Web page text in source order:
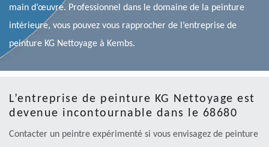
main d’œuvre. Professionnel dans le domaine de la peinture
intérieure, vous pouvez vous rapprocher de l’entreprise de
peinture KG Nettoyage à Kembs.
L’entreprise de peinture KG Nettoyage est
devenue incontournable dans le 68680
Contacter un peintre expérimenté si vous envisagez de peinture